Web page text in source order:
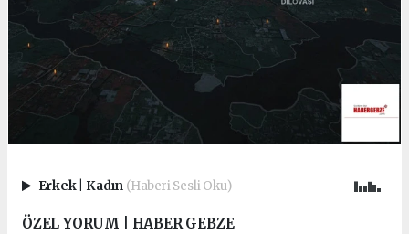
Erkek Kadın (Haberi Sesli Oku)
ÖZEL YORUM | HABER GEBZE